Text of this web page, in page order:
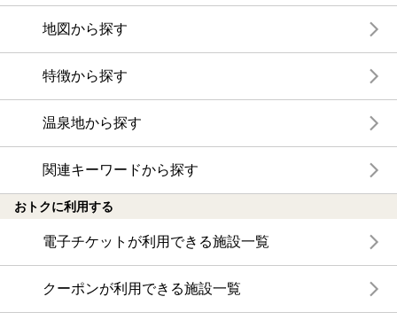
地図から探す
特徴から探す
温泉地から探す
関連キーワードから探す
おトクに利用する
電子チケットが利用できる施設一覧
クーポンが利用できる施設一覧